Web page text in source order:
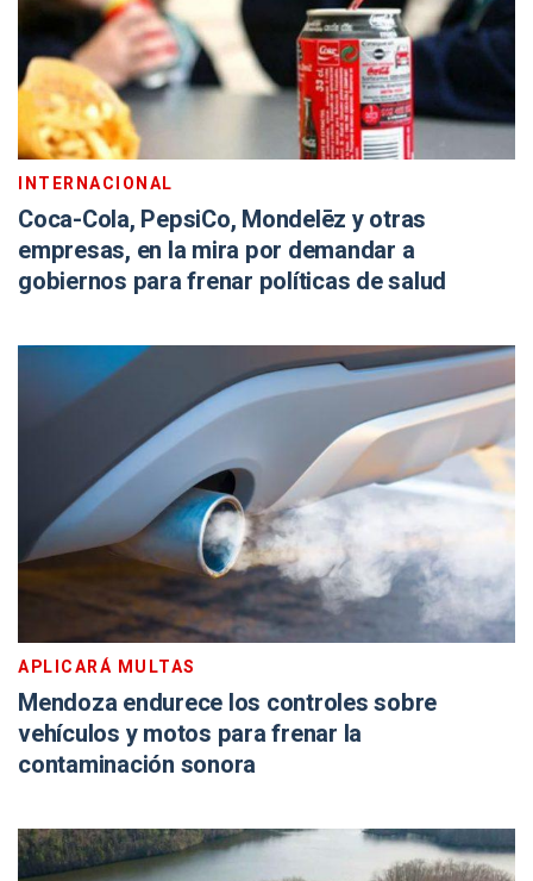
INTERNACIONAL
Coca-Cola, PepsiCo, Mondelēz y otras
empresas, en la mira por demandar a
gobiernos para frenar políticas de salud
APLICARÁ MULTAS
Mendoza endurece los controles sobre
vehículos y motos para frenar la
contaminación sonora